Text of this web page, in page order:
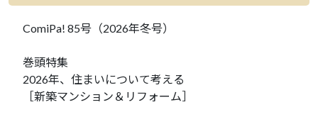
ComiPa! 85号（2026年冬号）
巻頭特集
2026年、住まいについて考える
［新築マンション＆リフォーム］